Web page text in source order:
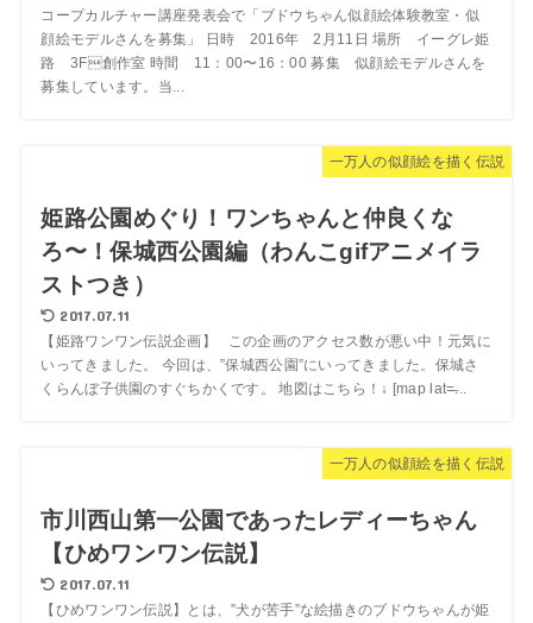
コープカルチャー講座発表会で「ブドウちゃん似顔絵体験教室・似
顔絵モデルさんを募集」 日時 2016年 2月11日 場所 イーグレ姫
路 3F創作室 時間 11：00〜16：00 募集 似顔絵モデルさんを
募集しています。当...
一万人の似顔絵を描く伝説
姫路公園めぐり！ワンちゃんと仲良くな
ろ〜！保城西公園編（わんこgifアニメイラ
ストつき）
2017.07.11
【姫路ワンワン伝説企画】 この企画のアクセス数が悪い中！元気に
いってきました。 今回は、”保城西公園”にいってきました。保城さ
くらんぼ子供園のすぐちかくです。 地図はこちら！↓ [map lat=̶...
一万人の似顔絵を描く伝説
市川西山第一公園であったレディーちゃん
【ひめワンワン伝説】
2017.07.11
【ひめワンワン伝説】とは、”犬が苦手”な絵描きのブドウちゃんが姫